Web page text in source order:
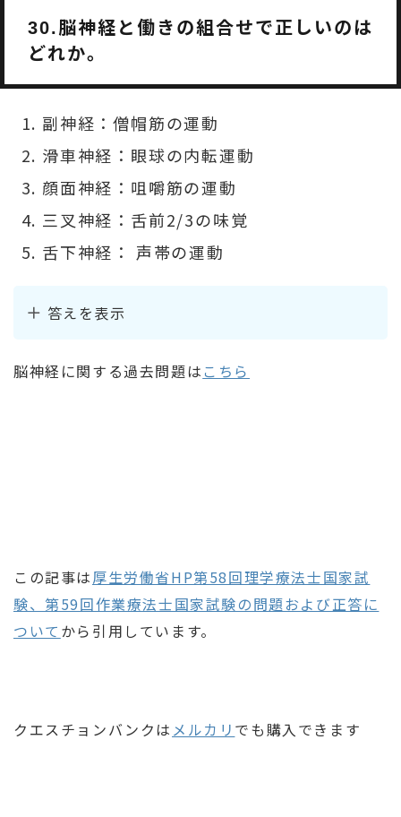
30.脳神経と働きの組合せで正しいのは
どれか。
副神経：僧帽筋の運動
滑車神経：眼球の内転運動
顔面神経：咀嚼筋の運動
三叉神経：舌前2/3の味覚
舌下神経： 声帯の運動
答えを表示
脳神経に関する過去問題は こちら
この記事は厚生労働省HP第58回理学療法士国家試
験、第59回作業療法士国家試験の問題および正答に
ついて から引用しています。
クエスチョンバンクは メルカリ でも購入できます